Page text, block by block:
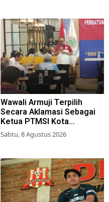
Wawali Armuji Terpilih
Secara Aklamasi Sebagai
Ketua PTMSI Kota
Surabaya
Sabtu, 8 Agustus 2026